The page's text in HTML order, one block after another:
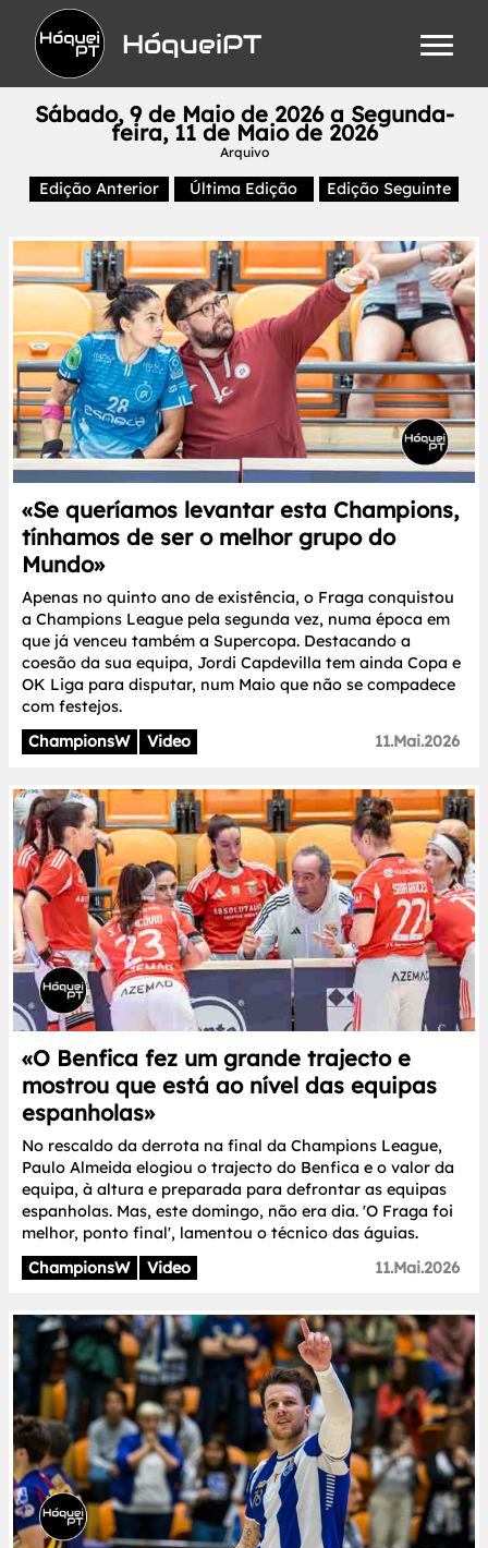
HóqueiPT
Sábado, 9 de Maio de 2026 a Segunda-
feira, 11 de Maio de 2026
Arquivo
Edição Anterior Última Edição Edição Seguinte
«Se queríamos levantar esta Champions,
tínhamos de ser o melhor grupo do
Mundo»
Apenas no quinto ano de existência, o Fraga conquistou
a Champions League pela segunda vez, numa época em
que já venceu também a Supercopa. Destacando a
coesão da sua equipa, Jordi Capdevilla tem ainda Copa e
OK Liga para disputar, num Maio que não se compadece
com festejos.
ChampionsW
Video 11.Mai.2026
«O Benfica fez um grande trajecto e
mostrou que está ao nível das equipas
espanholas»
No rescaldo da derrota na final da Champions League,
Paulo Almeida elogiou o trajecto do Benfica e o valor da
equipa, à altura e preparada para defrontar as equipas
espanholas. Mas, este domingo, não era dia. 'O Fraga foi
melhor, ponto final', lamentou o técnico das águias.
ChampionsW
Video 11.Mai.2026